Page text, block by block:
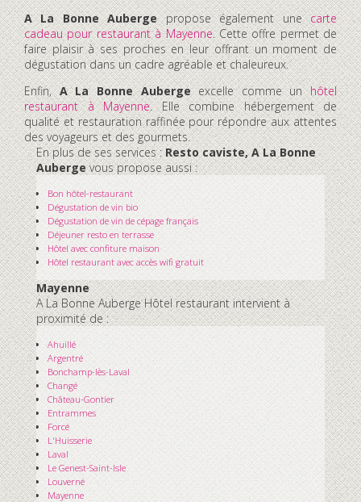
A La Bonne Aubergepropose également unecarte
cadeau pour restaurant à Mayenne. Cette offre permet de
faire plaisir à ses proches en leur offrant un moment de
dégustation dans un cadre agréable et chaleureux.
Enfin,A La Bonne Aubergeexcelle comme unhôtel
restaurant à Mayenne. Elle combine hébergement de
qualité et restauration raffinée pour répondre aux attentes
des voyageurs et des gourmets.
En plus de ses services :Resto caviste, A La Bonne
Aubergevous propose aussi :
Bon hôtel-restaurant
Dégustation de vin bio
Dégustation de vin de cépage français
Déjeuner resto en terrasse
Hôtel avec confiture maison
Hôtel restaurant avec accès wifi gratuit
Mayenne
A La Bonne Auberge Hôtel restaurant intervient à
proximité de :
Ahuillé
Argentré
Bonchamp-lès-Laval
Changé
Château-Gontier
Entrammes
Forcé
L'Huisserie
Laval
Le Genest-Saint-Isle
Louverné
Mayenne